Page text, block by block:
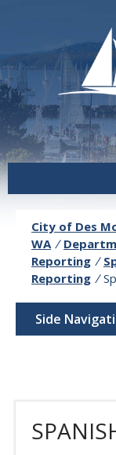
City of Des
WA /
Reporting /
Reporting /
Side